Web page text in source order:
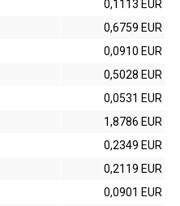
0,1113 EUR
0,6759 EUR
0,0910 EUR
0,5028 EUR
0,0531 EUR
1,8786 EUR
0,2349 EUR
0,2119 EUR
0,0901 EUR